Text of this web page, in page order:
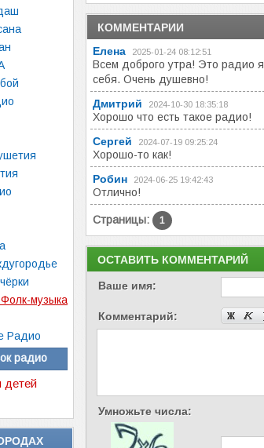
музыка
Радио
радио
детей
КОММЕНТАРИИ
Елена
2025-01-24 08:12:51
Всем доброго утра! Это радио
себя. Очень душевно!
Дмитрий
2024-10-30 18:35:18
Хорошо что есть такое радио!
Сергей
2024-07-19 09:25:24
Хорошо-то как!
Робин
2024-06-25 19:42:43
Отлично!
Страницы: 1
ОСТАВИТЬ КОММЕНТАРИЙ
Ваше имя:
Комментарий:
Умножьте числа: